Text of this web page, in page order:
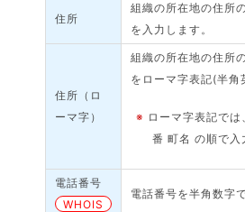
住所
組織の所在地の住所
を入力します。
住所（ロ
ーマ字）
組織の所在地の住所
をローマ字表記(半角
※ ローマ字表記で
番 町名 の順で入
電話番号
WHOIS
電話番号を半角数字